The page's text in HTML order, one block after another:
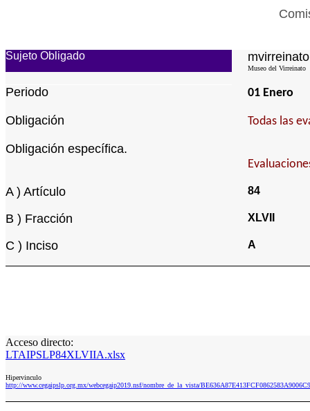
Sujeto Obligado
Museo del Virreinato
Periodo 01 Enero
Obligación Todas las
Obligación específica.
A ) Artículo 84
B ) Fracción XLVII
C ) Inciso A
Acceso directo:
LTAIPSLP84XLVIIA.xlsx
Hipervinculo
http://www.cegaipslp.org.mx/webcegaip2019.nsf/nombre_de_la_vista/